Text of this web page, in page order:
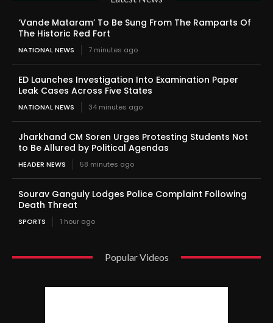
‘Vande Mataram’ To Be Sung From The Ramparts Of
The Historic Red Fort
NATIONAL NEWS 7 minutes ago
ED Launches Investigation Into Examination Paper
Leak Cases Across Five States
NATIONAL NEWS 34 minutes ago
Jharkhand CM Soren Urges Protesting Students Not
to Be Allured by Political Agendas
HEADER NEWS 58 minutes ago
Sourav Ganguly Lodges Police Complaint Following
Death Threat
SPORTS 1 hour ago
Popular Videos